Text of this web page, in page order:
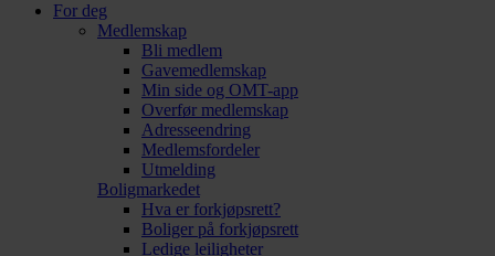
For deg
Medlemskap
Bli medlem
Gavemedlemskap
Min side og OMT-app
Overfør medlemskap
Adresseendring
Medlemsfordeler
Utmelding
Boligmarkedet
Hva er forkjøpsrett?
Boliger på forkjøpsrett
Ledige leiligheter